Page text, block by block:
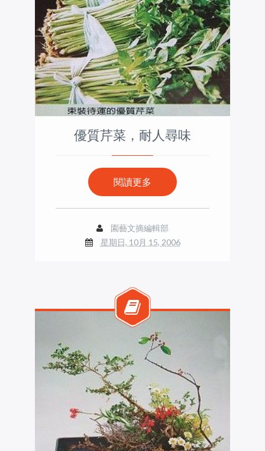
優質芹菜，耐人尋味
閱讀更多
園藝文摘編輯部
星期日, 10月 15, 2006